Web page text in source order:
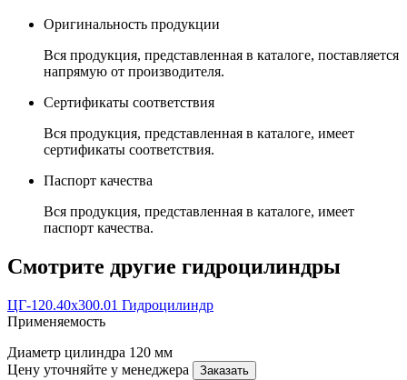
Оригинальность продукции
Вся продукция, представленная в каталоге, поставляется
напрямую от производителя.
Сертификаты соответствия
Вся продукция, представленная в каталоге, имеет
сертификаты соответствия.
Паспорт качества
Вся продукция, представленная в каталоге, имеет
паспорт качества.
Смотрите другие гидроцилиндры
ЦГ-120.40х300.01 Гидроцилиндр
Применяемость
Диаметр цилиндра 120 мм
Цену уточняйте у менеджера
Заказать